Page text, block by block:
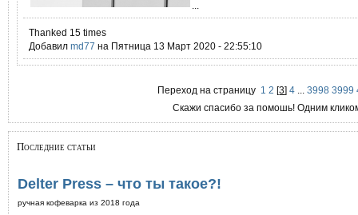
Thanked 15 times
Добавил md77 на Пятница 13 Март 2020 - 22:55:10
Переход на страницу 1 2 [3]4 ...3998 3999
Скажи спасибо за помошь! Одним
Последние статьи
Delter Press – что ты такое?!
ручная кофеварка из 2018 года